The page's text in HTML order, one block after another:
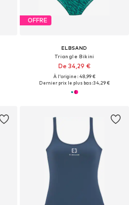
OFFRE
ELBSAND
Triangle Bikini
De 34,29 €
À l'origine : 48,99 €
Dernier prix le plus bas :34,29 €